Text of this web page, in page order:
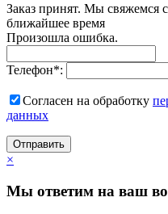
Заказ принят. Мы свяжемся
ближайшее время
Произошла ошибка.
Телефон*:
Согласен на обработку
данных
Отправить
×
Мы ответим на ваш